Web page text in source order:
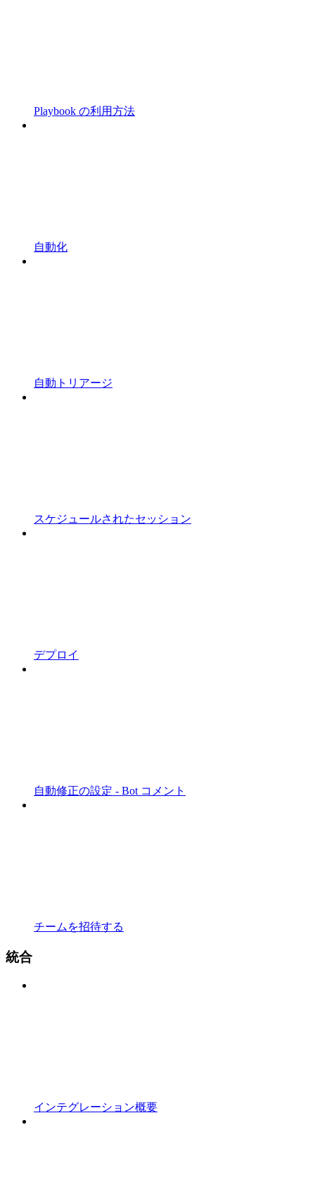
Playbook の利用方法
自動化
自動トリアージ
スケジュールされたセッション
デプロイ
自動修正の設定 - Bot コメント
チームを招待する
統合
インテグレーション概要